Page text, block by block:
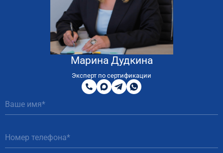
Марина Дудкина
Эксперт по сертификации
8
800
200
51
MAXTelegram
WhatsApp